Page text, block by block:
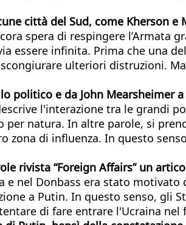
città del Sud, come Kherson
spera di respingere
essere infinita. Prima che una
ulteriori distruzioni.
politico e da John Mearsheimer
l'interazione tra le grandi
natura. In altre parole, si
zona di influenza. In questo
rivista “Foreign Affairs” un
e nel Donbass era stato
a Putin. In questo senso, gli
di fare entrare l'Ucraina nel